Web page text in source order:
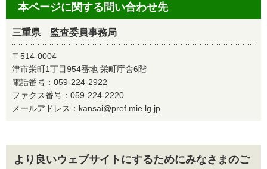
本ページに関する問い合わせ先
三重県 監査委員事務局
〒514-0004
津市栄町1丁目954番地 栄町庁舎6階
電話番号： 059-224-2922
ファクス番号：059-224-2220
メールアドレス： kansai@pref.mie.lg.jp
より良いウェブサイトにするためにみなさまのご